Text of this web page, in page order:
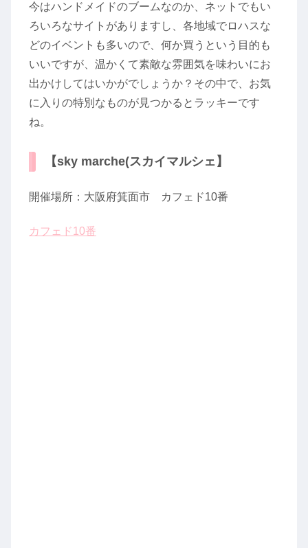
今はハンドメイドのブームなのか、ネットでもい
ろいろなサイトがありますし、各地域でロハスな
どのイベントも多いので、何か買うという目的も
いいですが、温かくて素敵な雰囲気を味わいにお
出かけしてはいかがでしょうか？その中で、お気
に入りの特別なものが見つかるとラッキーです
ね。
【sky marche(スカイマルシェ】
開催場所：大阪府箕面市 カフェド10番
カフェド10番